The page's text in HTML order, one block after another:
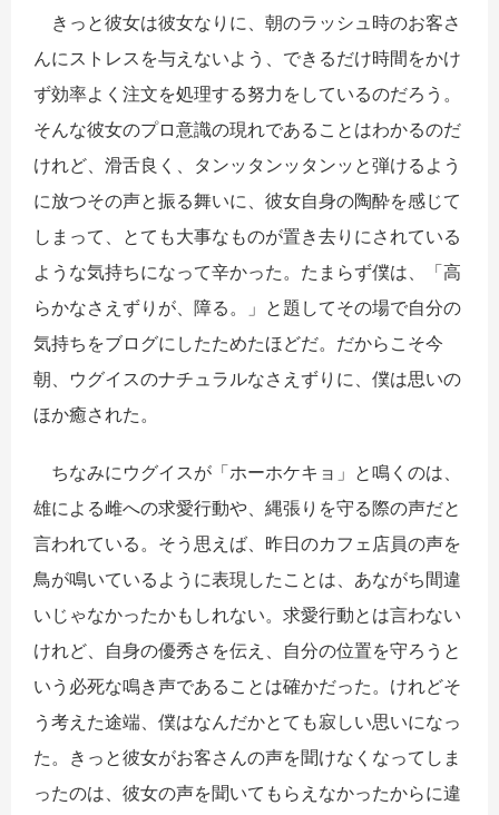
きっと彼女は彼女なりに、朝のラッシュ時のお客さ
んにストレスを与えないよう、できるだけ時間をかけ
ず効率よく注文を処理する努力をしているのだろう。
そんな彼女のプロ意識の現れであることはわかるのだ
けれど、滑舌良く、タンッタンッタンッと弾けるよう
に放つその声と振る舞いに、彼女自身の陶酔を感じて
しまって、とても大事なものが置き去りにされている
ような気持ちになって辛かった。たまらず僕は、「高
らかなさえずりが、障る。」と題してその場で自分の
気持ちをブログにしたためたほどだ。だからこそ今
朝、ウグイスのナチュラルなさえずりに、僕は思いの
ほか癒された。
ちなみにウグイスが「ホーホケキョ」と鳴くのは、
雄による雌への求愛行動や、縄張りを守る際の声だと
言われている。そう思えば、昨日のカフェ店員の声を
鳥が鳴いているように表現したことは、あながち間違
いじゃなかったかもしれない。求愛行動とは言わない
けれど、自身の優秀さを伝え、自分の位置を守ろうと
いう必死な鳴き声であることは確かだった。けれどそ
う考えた途端、僕はなんだかとても寂しい思いになっ
た。きっと彼女がお客さんの声を聞けなくなってしま
ったのは、彼女の声を聞いてもらえなかったからに違